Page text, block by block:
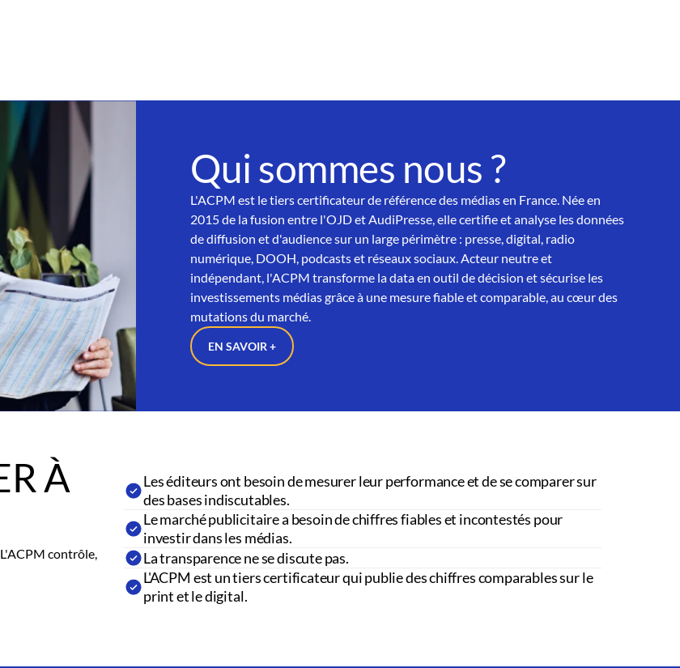
Qui sommes nous ?
L'ACPM est le tiers certificateur de référence des médias en France. Née en
2015 de la fusion entre l'OJD et AudiPresse, elle certifie et analyse les données
de diffusion et d'audience sur un large périmètre : presse, digital, radio
numérique, DOOH, podcasts et réseaux sociaux. Acteur neutre et
indépendant, l'ACPM transforme la data en outil de décision et sécurise les
investissements médias grâce à une mesure fiable et comparable, au cœur des
mutations du marché.
EN SAVOIR +
À
contrôle,
Les éditeurs ont besoin de mesurer leur performance et de se comparer sur
des bases indiscutables.
Le marché publicitaire a besoin de chiffres fiables et incontestés pour
investir dans les médias.
La transparence ne se discute pas.
L'ACPM est un tiers certificateur qui publie des chiffres comparables sur le
print et le digital.